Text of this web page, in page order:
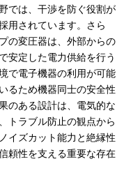
では、干渉を防ぐ役割が
用されています。さら
の変圧器は、外部からの
安定した電力供給を行う
で電子機器の利用が可能
るため機器同士の安全性
のある設計は、電気的な
トラブル防止の観点から
イズカット能力と絶縁性
頼性を支える重要な存在